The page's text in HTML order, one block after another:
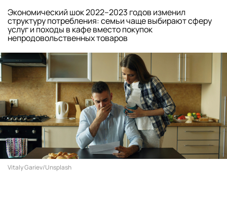
Экономический шок 2022–2023 годов изменил
структуру потребления: семьи чаще выбирают сферу
услуг и походы в кафе вместо покупок
непродовольственных товаров
Vitaly Gariev/Unsplash